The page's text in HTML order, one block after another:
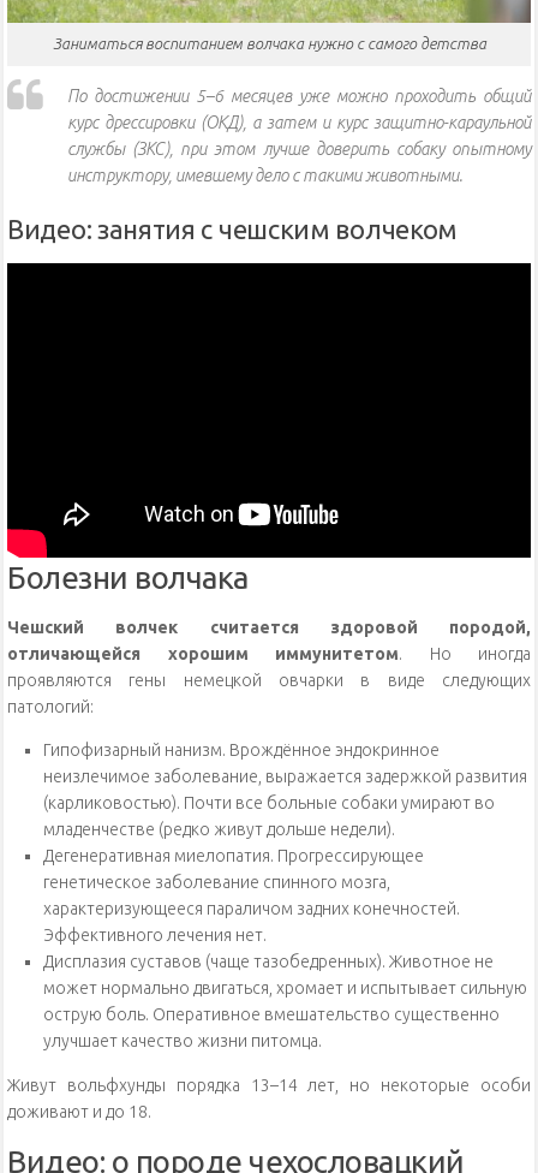
Заниматься воспитанием волчака нужно с самого детства
По достижении 5–6 месяцев уже можно проходить общий
курс дрессировки (ОКД), а затем и курс защитно-караульной
службы (ЗКС), при этом лучше доверить собаку опытному
инструктору, имевшему дело с такими животными.
Видео: занятия с чешским волчеком
Болезни волчака
Чешский волчек считается здоровой породой,
отличающейся хорошим иммунитетом. Но иногда
проявляются гены немецкой овчарки в виде следующих
патологий:
Гипофизарный нанизм. Врождённое эндокринное
неизлечимое заболевание, выражается задержкой развития
(карликовостью). Почти все больные собаки умирают во
младенчестве (редко живут дольше недели).
Дегенеративная миелопатия. Прогрессирующее
генетическое заболевание спинного мозга,
характеризующееся параличом задних конечностей.
Эффективного лечения нет.
Дисплазия суставов (чаще тазобедренных). Животное не
может нормально двигаться, хромает и испытывает сильную
острую боль. Оперативное вмешательство существенно
улучшает качество жизни питомца.
Живут вольфхунды порядка 13–14 лет, но некоторые особи
доживают и до 18.
Видео: о породе чехословацкий